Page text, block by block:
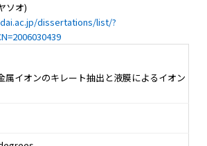
ソオ)
dissertations/list/?
属イオンのキレート抽出と液膜によるイオン